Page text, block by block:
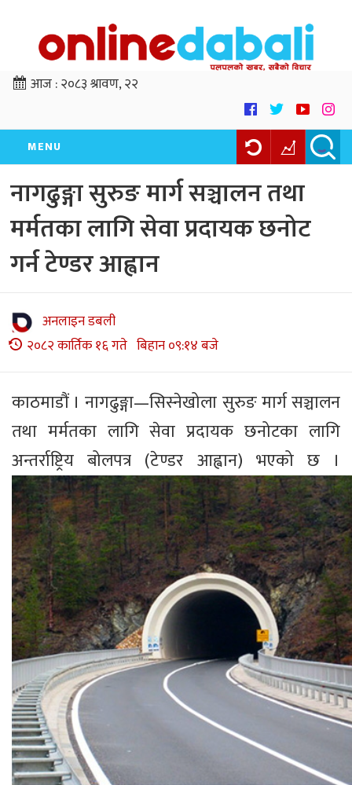
आज :२०८३ श्रावण, २२
MENU
नागढुङ्गा सुरुङ मार्ग सञ्चालन तथा
मर्मतका लागि सेवा प्रदायक छनोट
गर्न टेण्डर आह्वान
अनलाइन डबली
२०८२ कार्तिक १६ गते बिहान ०९:१४ बजे
काठमाडौं । नागढुङ्गा—सिस्नेखोला सुरुङ मार्ग सञ्चालन
तथा मर्मतका लागि सेवा प्रदायक छनोटका लागि
अन्तर्राष्ट्रिय बोलपत्र (टेण्डर आह्वान) भएको छ ।